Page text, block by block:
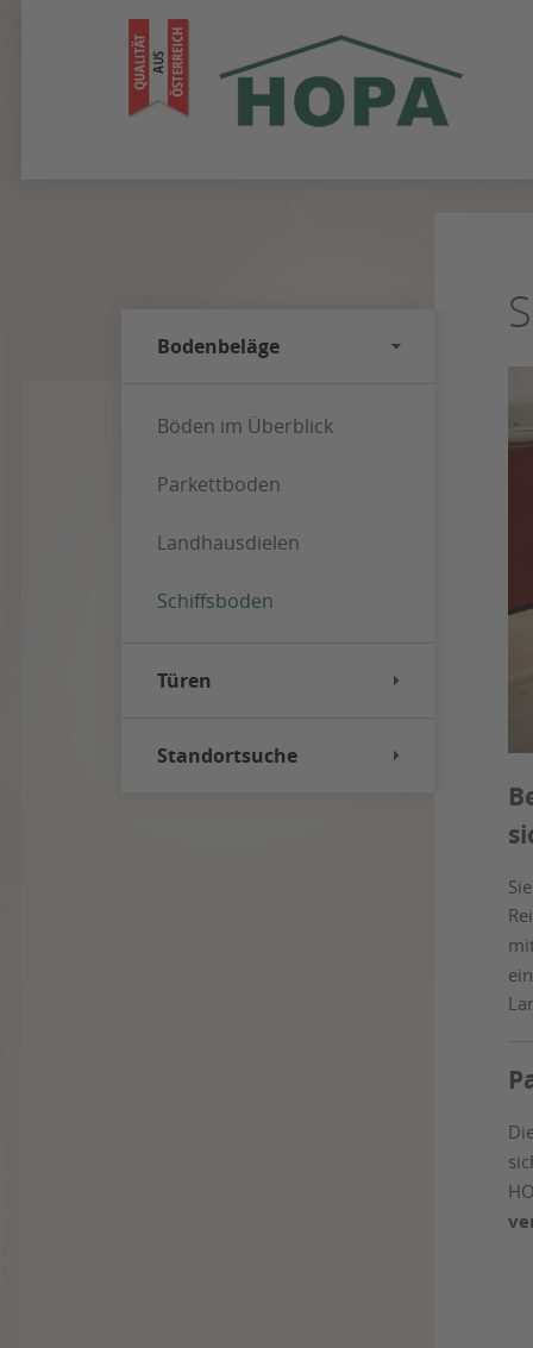
Bodenbeläge
Böden im Überblick
Parkettboden
Landhausdielen
Schiffsboden
Türen
Standortsuche